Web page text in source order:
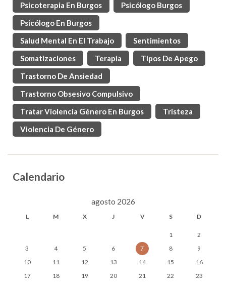
Psicoterapia En Burgos
Psicólogo Burgos
Psicólogo En Burgos
Salud Mental En El Trabajo
Sentimientos
Somatizaciones
Terapia
Tipos De Apego
Trastorno De Ansiedad
Trastorno Obsesivo Compulsivo
Tratar Violencia Género En Burgos
Tristeza
Violencia De Género
Calendario
agosto 2026
L M X J V S D
1
2
3
4 5 6 7 8
9
10
11 12 13 14 15
16
17
18 19 20 21 22
23